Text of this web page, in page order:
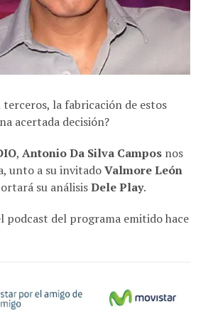
acertada decisión?
unto a su invitadoValmore León
su análisisDele Play.